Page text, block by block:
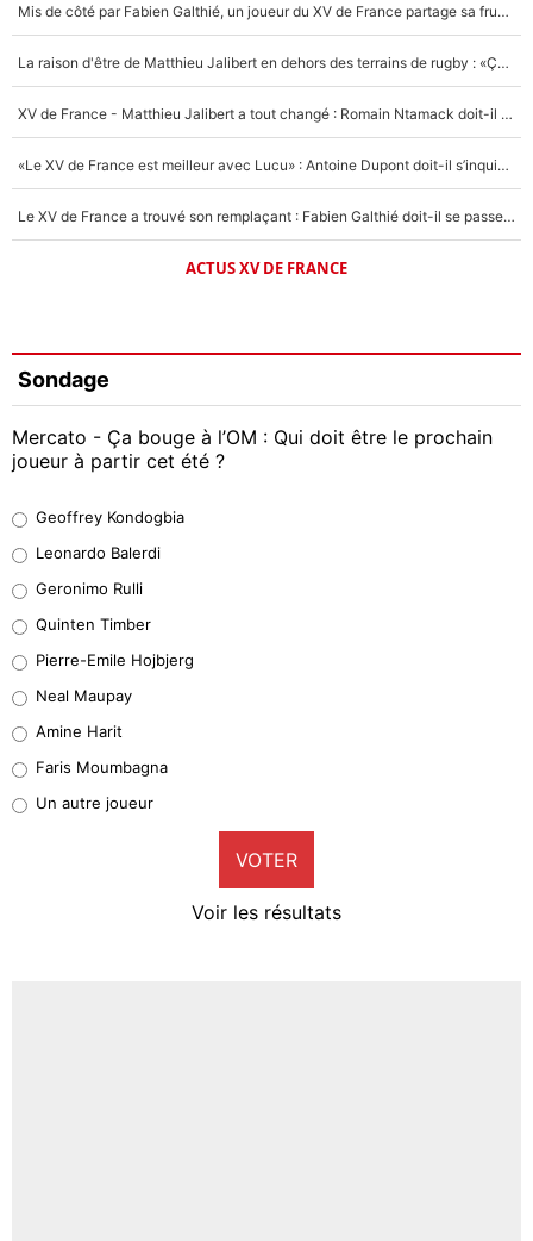
Mis de côté par Fabien Galthié, un joueur du XV de France partage sa frustration : «ils ne me l’ont pas dit tout de suite»
La raison d'être de Matthieu Jalibert en dehors des terrains de rugby : «Ça m'atteint autant que si tu touches à un membre de ma famille»
XV de France - Matthieu Jalibert a tout changé : Romain Ntamack doit-il s’inquiéter pour sa place à un an de la Coupe du monde ?
«Le XV de France est meilleur avec Lucu» : Antoine Dupont doit-il s’inquiéter pour sa place ?
Le XV de France a trouvé son remplaçant : Fabien Galthié doit-il se passer d'Antoine Dupont ?
ACTUS XV DE FRANCE
Sondage
Mercato - Ça bouge à l’OM : Qui doit être le prochain
joueur à partir cet été ?
38%
32%
5%
1%
9%
Geoffrey Kondogbia
Leonardo Balerdi
Geronimo Rulli
Quinten Timber
Pierre-Emile Hojbjerg
Neal Maupay
Amine Harit
Faris Moumbagna
Un autre joueur
VOTER
Voir les résultats